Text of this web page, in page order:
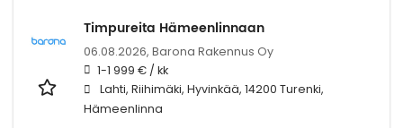
Timpureita Hämeenlinnaan
06.08.2026, Barona Rakennus Oy
1-1 999 € / kk
Lahti, Riihimäki, Hyvinkää, 14200 Turenki,
Hämeenlinna